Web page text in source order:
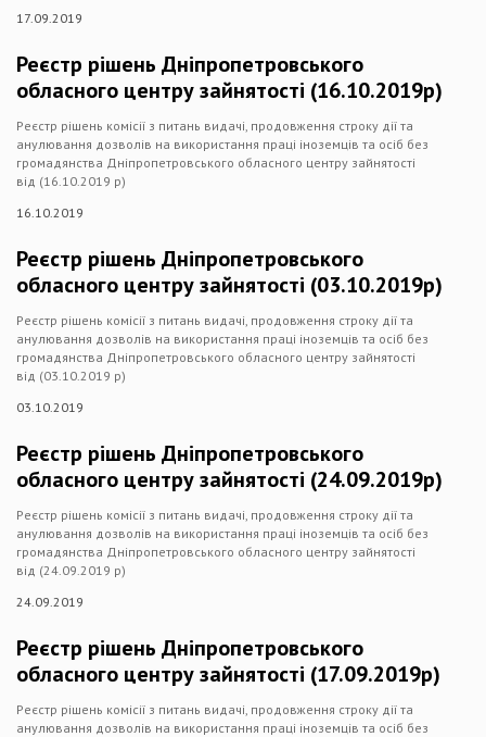
17.09.2019
Реєстр рішень Дніпропетровського
обласного центру зайнятості (16.10.2019р)
Реєстр рішень комісії з питань видачі, продовження строку дії та
анулювання дозволів на використання праці іноземців та осіб без
громадянства Дніпропетровського обласного центру зайнятості
від (16.10.2019 р)
16.10.2019
Реєстр рішень Дніпропетровського
обласного центру зайнятості (03.10.2019р)
Реєстр рішень комісії з питань видачі, продовження строку дії та
анулювання дозволів на використання праці іноземців та осіб без
громадянства Дніпропетровського обласного центру зайнятості
від (03.10.2019 р)
03.10.2019
Реєстр рішень Дніпропетровського
обласного центру зайнятості (24.09.2019р)
Реєстр рішень комісії з питань видачі, продовження строку дії та
анулювання дозволів на використання праці іноземців та осіб без
громадянства Дніпропетровського обласного центру зайнятості
від (24.09.2019 р)
24.09.2019
Реєстр рішень Дніпропетровського
обласного центру зайнятості (17.09.2019р)
Реєстр рішень комісії з питань видачі, продовження строку дії та
анулювання дозволів на використання праці іноземців та осіб без